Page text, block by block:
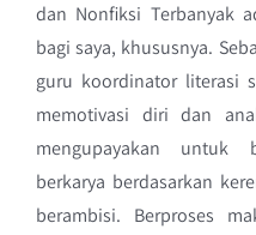
dan Nonfiksi Terbanyak
bagi saya, khususnya.
guru koordinator literasi
memotivasi diri dan
mengupayakan untuk
berkarya berdasarkan
berambisi. Berproses